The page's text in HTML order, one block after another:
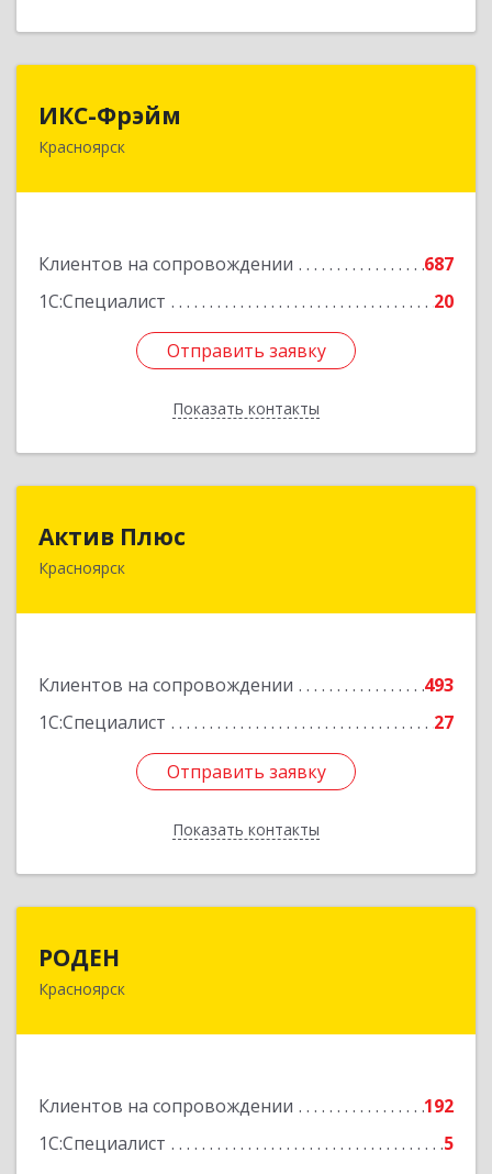
ИКС-Фрэйм
Красноярск
Клиентов на сопровождении
687
1С:Специалист
20
Отправить заявку
Показать контакты
660077, Красноярский край, Красноярск г,
Отправить заявку
Назад
Актив Плюс
Красноярск
Клиентов на сопровождении
493
1С:Специалист
27
Отправить заявку
Показать контакты
660017, Красноярский край, Красноярск г,
Отправить заявку
Назад
РОДЕН
Красноярск
Клиентов на сопровождении
192
1С:Специалист
5
660064, Красноярский край, Красноярск г, им